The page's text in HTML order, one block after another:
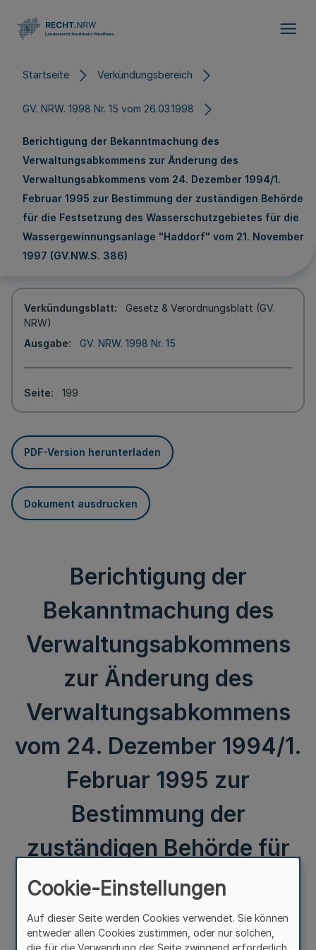
Startseite Verkündungsbereich
GV. NRW. 1998 Nr. 15 vom 26.03.1998
Berichtigung der Bekanntmachung des
Verwaltungsabkommens zur Änderung des
Verwaltungsabkommens vom 24. Dezember 1994/1.
Februar 1995 zur Bestimmung der zuständigen Behörde
für die Festsetzung des Wasserschutzgebietes für die
Wassergewinnungsanlage "Haddorf" vom 21. November
1997 (GV.NW.S. 386)
Verkündungsblatt
Gesetz & Verordnungsblatt (GV.
NRW)
Ausgabe
GV. NRW. 1998 Nr. 15
Seite 199
PDF-Version herunterladen
Dokument ausdrucken
Berichtigung der
Bekanntmachung des
Verwaltungsabkommens
zur Änderung des
Verwaltungsabkommens
vom 24. Dezember 1994/1.
Februar 1995 zur
Bestimmung der
zuständigen Behörde für
die Festsetzung des
Wasserschutzgebietes für
Cookie-Einstellungen
Auf dieser Seite werden Cookies verwendet. Sie können
entweder allen Cookies zustimmen, oder nur solchen,
die für die Verwendung der Seite zwingend erforderlich